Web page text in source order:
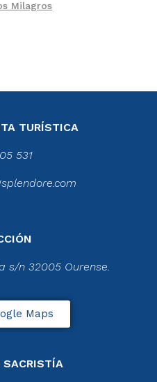
Milagros
TURÍSTICA
531
s/n 32005 Ourense.
Maps
SACRISTÍA